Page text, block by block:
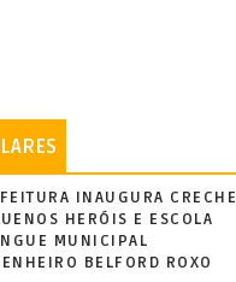
INAUGURA CRECHE
HERÓIS E ESCOLA
MUNICIPAL
BELFORD ROXO